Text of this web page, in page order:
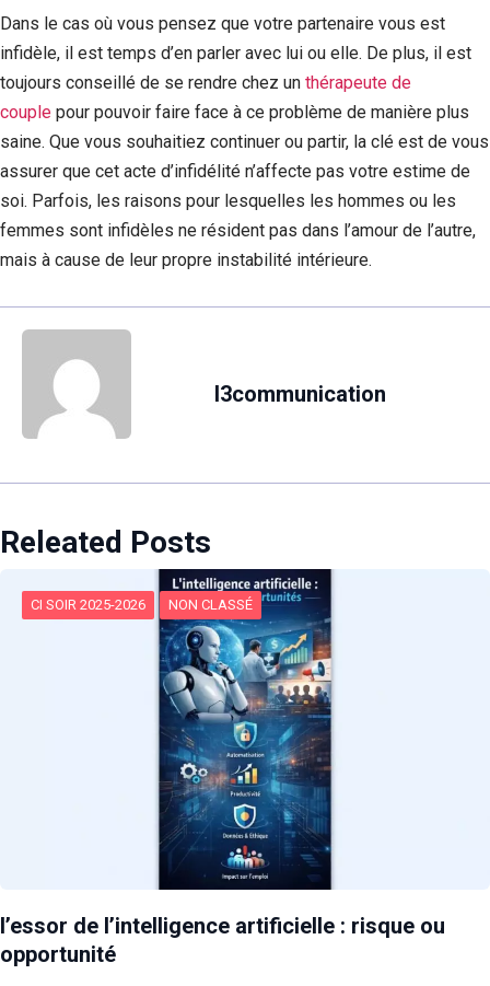
Dans le cas où vous pensez que votre partenaire vous est
infidèle, il est temps d’en parler avec lui ou elle. De plus, il est
toujours conseillé de se rendre chez un thérapeute de
couple pour pouvoir faire face à ce problème de manière plus
saine. Que vous souhaitiez continuer ou partir, la clé est de vous
assurer que cet acte d’infidélité n’affecte pas votre estime de
soi. Parfois, les raisons pour lesquelles les hommes ou les
femmes sont infidèles ne résident pas dans l’amour de l’autre,
mais à cause de leur propre instabilité intérieure.
l3communication
Releated Posts
CI SOIR 2025-2026 NON CLASSÉ
l’essor de l’intelligence artificielle : risque ou
opportunité